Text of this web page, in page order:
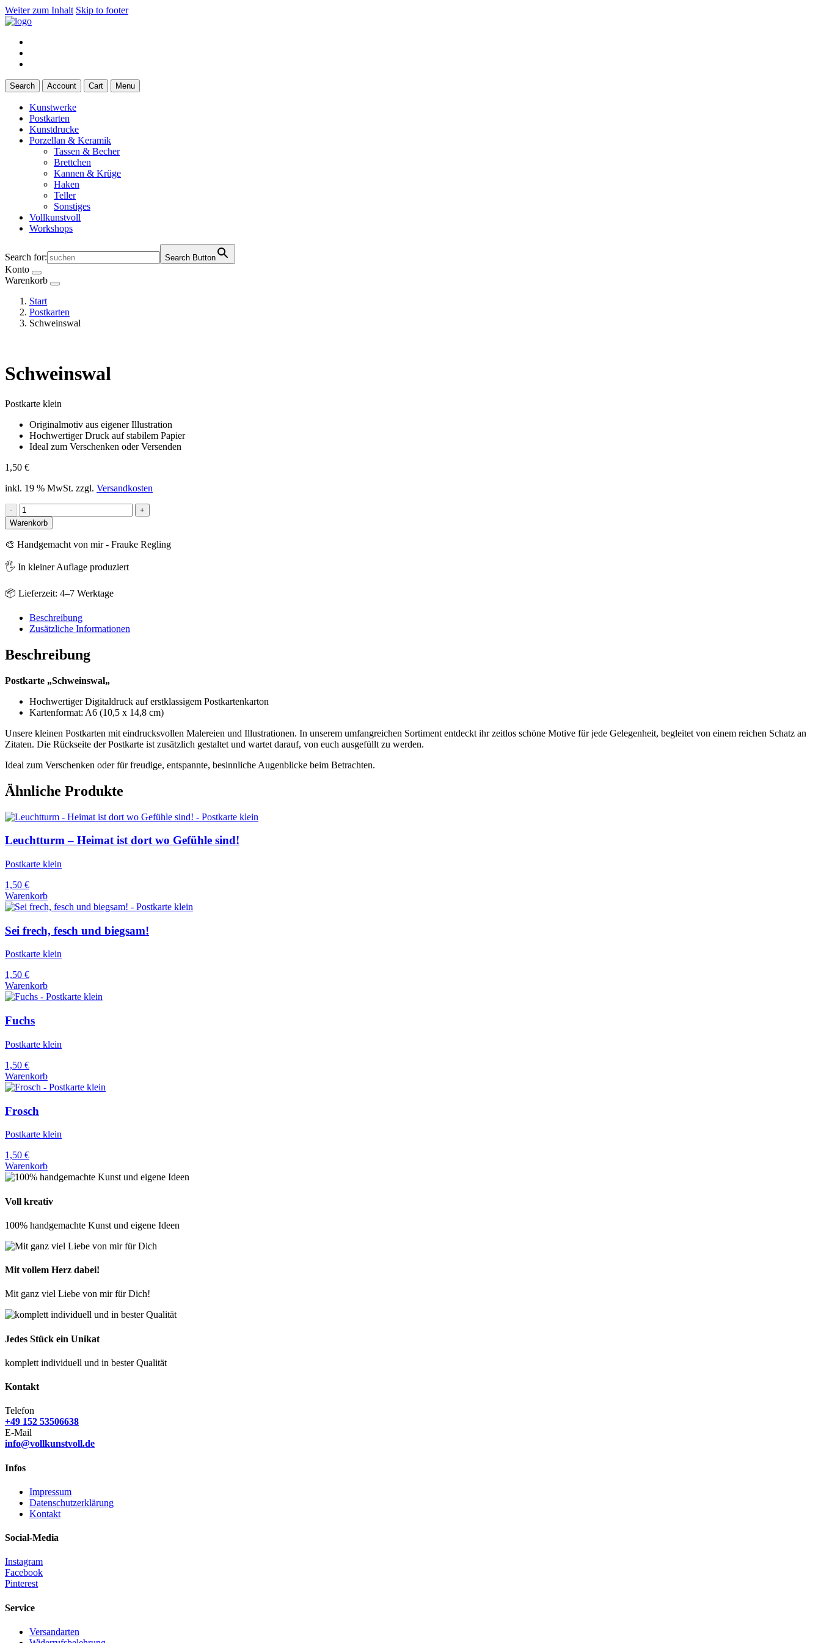
Weiter zum Inhalt Skip to footer
Search Account Cart Menu
Kunstwerke
Postkarten
Kunstdrucke
Porzellan & Keramik
Tassen & Becher
Brettchen
Kannen & Krüge
Haken
Teller
Sonstiges
Vollkunstvoll
Workshops
Search for: Search Button
Konto
Warenkorb
Start
Postkarten
Schweinswal
Schweinswal
Postkarte klein
Originalmotiv aus eigener Illustration
Hochwertiger Druck auf stabilem Papier
Ideal zum Verschenken oder Versenden
1,50 €
inkl. 19 % MwSt. zzgl. Versandkosten
-
Schweinswal
Menge
+
Warenkorb
🎨 Handgemacht von mir - Frauke Regling
🖐️ In kleiner Auflage produziert
📦 Lieferzeit: 4–7 Werktage
Beschreibung
Zusätzliche Informationen
Beschreibung
Postkarte „Schweinswal„
Hochwertiger Digitaldruck auf erstklassigem Postkartenkarton
Kartenformat: A6 (10,5 x 14,8 cm)
Unsere kleinen Postkarten mit eindrucksvollen Malereien und Illustrationen. In unserem umfangreichen Sortiment entdeckt ihr zeitlos schöne Motive für jede Gelegenheit, begleitet von einem reichen Schatz an
Zitaten. Die Rückseite der Postkarte ist zusätzlich gestaltet und wartet darauf, von euch ausgefüllt zu werden.
Ideal zum Verschenken oder für freudige, entspannte, besinnliche Augenblicke beim Betrachten.
Ähnliche Produkte
Leuchtturm – Heimat ist dort wo Gefühle sind!
Postkarte klein
1,50 €
Warenkorb
Sei frech, fesch und biegsam!
Postkarte klein
1,50 €
Warenkorb
Fuchs
Postkarte klein
1,50 €
Warenkorb
Frosch
Postkarte klein
1,50 €
Warenkorb
Voll kreativ
100% handgemachte Kunst und eigene Ideen
Mit vollem Herz dabei!
Mit ganz viel Liebe von mir für Dich!
Jedes Stück ein Unikat
komplett individuell und in bester Qualität
Kontakt
Telefon
+49 152 53506638
E-Mail
info@vollkunstvoll.de
Infos
Impressum
Datenschutzerklärung
Kontakt
Social-Media
Instagram
Facebook
Pinterest
Service
Versandarten